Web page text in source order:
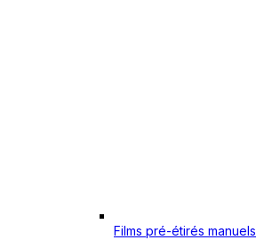
Films pré-étirés manuels